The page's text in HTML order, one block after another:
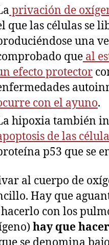
privación de
que las células se
una
que al
efecto protector
con el ayuno.
hipoxia también
de las
p53 que se
al cuerpo de
Hay que
con los
hay que